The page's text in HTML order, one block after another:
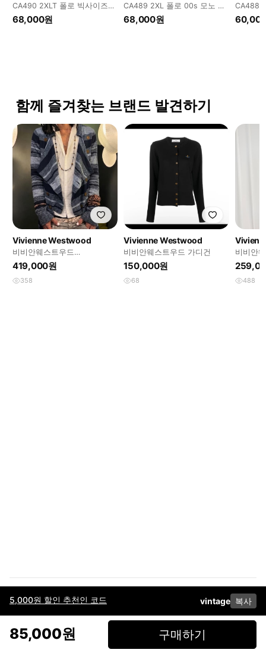
5,000원 할인 추천인 코드 vintage 복사
85,000원 구매하기
CA490 2XLT 폴로 빅사이즈
00s 아이스블루 마이크로체크
셔츠
68,000원
CA489 2XL 폴로 00s 모노 스
트라이프 셔츠 남방
68,000원
CA488
라스틴
방
함께 즐겨찾는 브랜드 발견하기
Vivienne Westwood
비비안웨스트우드
asymmetrical 버튼 가디건 코
르티스 착용
419,000원
358
Vivienne Westwood
비비안웨스트우드 가디건
150,000원
68
비비안
인울 베
488
이용약관고객센터판매개인정보 처리방침사업자 정보다운로드
페이스북